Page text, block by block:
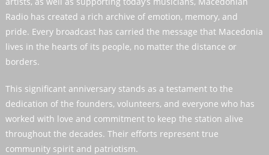
Radio has created a rich archive of emotion, memory, and
pride. Every broadcast has carried the message that Macedonia
lives in the hearts of its people, no matter the distance or
borders.
This significant anniversary stands as a testament to the
dedication of the founders, volunteers, and everyone who has
worked with love and commitment to keep the station alive
throughout the decades. Their efforts represent true
community spirit and patriotism.